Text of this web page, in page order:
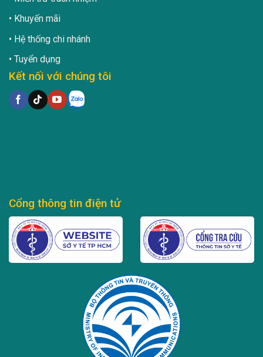
Khuyến mãi
Hệ thống chi nhánh
Tuyển dụng
Kết nối với chúng tôi
Cổng thông tin điện tử